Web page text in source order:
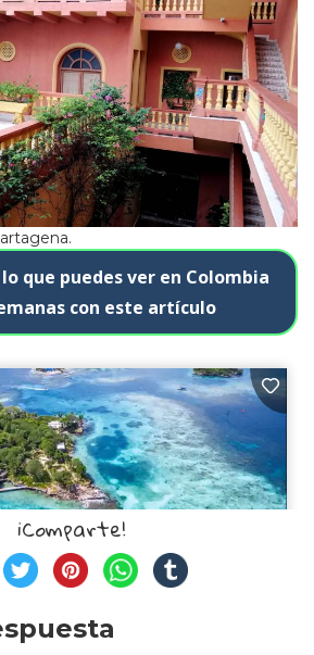
que puedes ver en Colombia
con este artículo
¡Comparte!